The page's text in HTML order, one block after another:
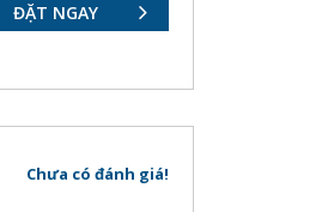
ĐẶT NGAY
Chưa có đánh giá!